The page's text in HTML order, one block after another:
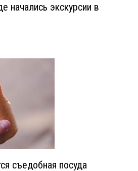
начались экскурсии в
съедобная посуда